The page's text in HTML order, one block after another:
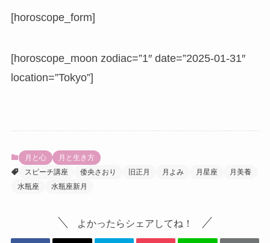
[horoscope_form]
[horoscope_moon zodiac=”1″ date=”2025-01-31″
location=”Tokyo”]
月と心
月と生き方
スピーチ講座
倭央さおり 旧正月 月よみ 月星座
月美養
水瓶座
水瓶座新月
よかったらシェアしてね！